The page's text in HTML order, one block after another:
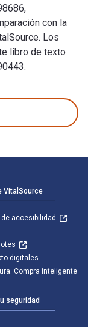
con la
Los
libro de texto
VitalSource
accesibilidad
digitales
Compra inteligente
seguridad